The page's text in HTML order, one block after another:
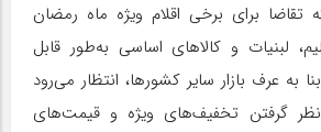
برای برخی اقلام ویژه ماه رمضان
لبنیات و کالاهای اساسی به‌طور قابل
به عرف بازار سایر کشورها، انتظار می‌رود
نظر گرفتن تخفیف‌های ویژه و قیمت‌های